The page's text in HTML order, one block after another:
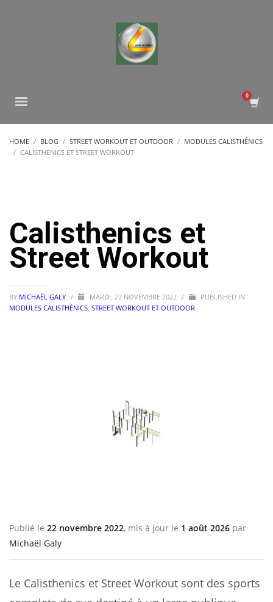
HOME BLOG STREET WORKOUT ET OUTDOOR
MODULES CALISTHÉNICS
CALISTHENICS ET STREET WORKOUT
Calisthenics et
Street Workout
BY MICHAËL GALY / MARDI, 22 NOVEMBRE 2022 /
PUBLISHED IN
MODULES CALISTHÉNICS, STREET WORKOUT ET OUTDOOR
Publié le 22 novembre 2022, mis à jour le 1 août 2026 par
Michaël Galy
Le Calisthenics et Street Workout sont des sports